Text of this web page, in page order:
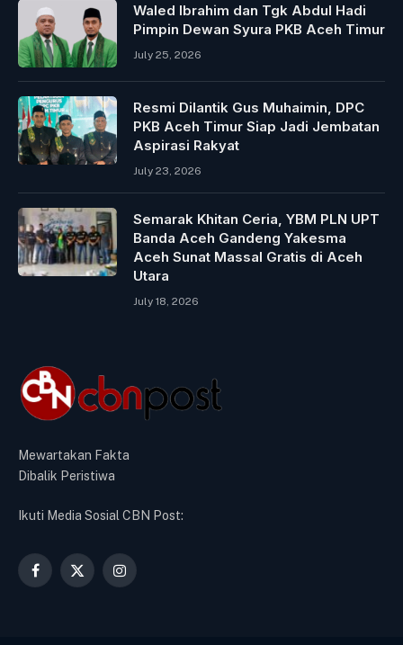
Waled Ibrahim dan Tgk Abdul Hadi
Pimpin Dewan Syura PKB Aceh Timur
July 25, 2026
Resmi Dilantik Gus Muhaimin, DPC
PKB Aceh Timur Siap Jadi Jembatan
Aspirasi Rakyat
July 23, 2026
Semarak Khitan Ceria, YBM PLN UPT
Banda Aceh Gandeng Yakesma
Aceh Sunat Massal Gratis di Aceh
Utara
July 18, 2026
Mewartakan Fakta
Dibalik Peristiwa
Ikuti Media Sosial CBN Post:
Facebook
X
Instagram